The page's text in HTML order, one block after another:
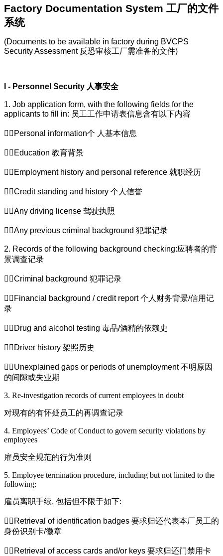
Factory Documentation System 工厂的文件
系统
(Documents to be available in factory during BVCPS
Security Assessment 反恐审核工厂需准备的文件)
I - Personnel Security 人事安全
1. Job application form, with the following fields for the
applicants to fill in: 员工工作申请表信息含有以下内容
Personal information个 人基本信息
Education 教育背景
Employment history and personal reference 就职经历
Credit standing and history 个人信誉
Any driving license 驾驶执照
Any previous criminal background 犯罪记录
2. Records of the following background checking:应聘者的背
景调查记录
Criminal background 犯罪记录
Financial background / credit report个人财务背景/信用记
录
Drug and alcohol testing 毒品/酒精的依赖史
Driver history 架照历史
Unexplained gaps or periods of unemployment不明原因
的间隙或失业期
3. Re-investigation records of current employees in doubt
对现有的有怀疑员工的再调查记录
4. Employees’ Code of Conduct to govern security violations by
employees
雇员安全规范的行为准则
5. Employee termination procedure, including but not limited to the
following:
雇员离职手续, 包括但不限于如下:
Retrieval of identification badges 要求归还代表本厂员工的
身份识别卡/徽章
Retrieval of access cards and/or keys 要求归还门禁用卡